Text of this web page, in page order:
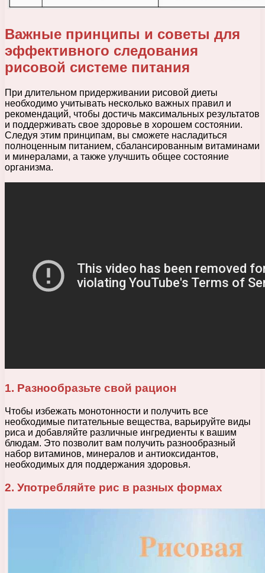
Важные принципы и советы для
эффективного следования
рисовой системе питания
При длительном придерживании рисовой диеты
необходимо учитывать несколько важных правил и
рекомендаций, чтобы достичь максимальных результатов
и поддерживать свое здоровье в хорошем состоянии.
Следуя этим принципам, вы сможете насладиться
полноценным питанием, сбалансированным витаминами
и минералами, а также улучшить общее состояние
организма.
1. Разнообразьте свой рацион
Чтобы избежать монотонности и получить все
необходимые питательные вещества, варьируйте виды
риса и добавляйте различные ингредиенты к вашим
блюдам. Это позволит вам получить разнообразный
набор витаминов, минералов и антиоксидантов,
необходимых для поддержания здоровья.
2. Употребляйте рис в разных формах